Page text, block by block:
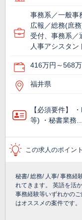
事務系／一般事
広報／総務(庶
受付、事務系／
人事アシスタン
416万円～568
福井県
【必須要件】
等) ・秘書業務…
この求人のポイント
秘書/ 総務/ 人事/ 事務経
れてきます。 英語を活
事務経験等いずれかの
はオススメの案件です。